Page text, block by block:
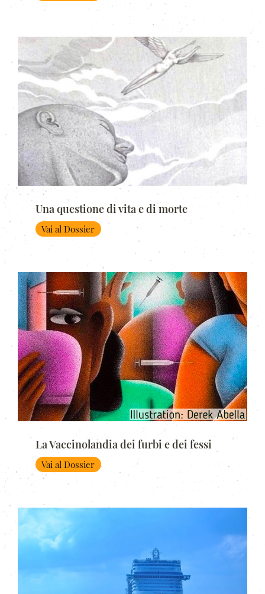
Una questione di vita e di morte
Vai al Dossier
La Vaccinolandia dei furbi e dei fessi
Vai al Dossier